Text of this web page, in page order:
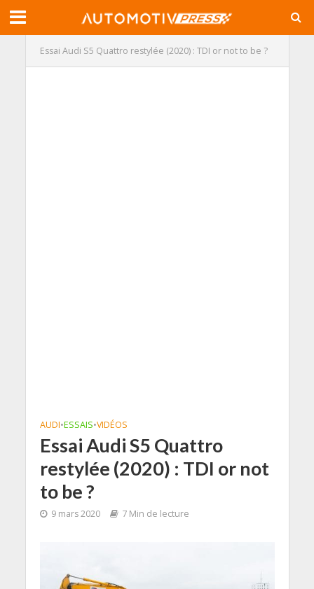
Essai Audi S5 Quattro restylée (2020) : TDI or not to be ?
AUDI•ESSAIS•VIDÉOS
Essai Audi S5 Quattro
restylée (2020) : TDI or not
to be ?
9 mars 2020 7 Min de lecture